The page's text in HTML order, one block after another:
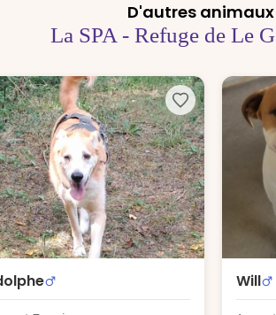
D'autres
La SPA - Refuge de Le
Will